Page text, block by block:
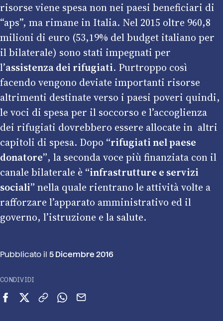
risorse viene spesa non nei paesi beneficiari di
“aps”, ma rimane in Italia. Nel 2015 oltre 960,8
milioni di euro (53,19% del budget italiano per
il bilaterale) sono stati impegnati per
l’assistenza dei rifugiati. Purtroppo così
facendo vengono deviate importanti risorse
altrimenti destinate verso i paesi poveri quindi,
le voci di spesa per il soccorso e l’accoglienza
dei rifugiati dovrebbero essere allocate in altri
capitoli di spesa. Dopo “rifugiati nel paese
donatore”, la seconda voce più finanziata con il
canale bilaterale è “infrastrutture e servizi
sociali” nella quale rientrano le attività volte a
rafforzare l’apparato amministrativo ed il
governo, l’istruzione e la salute.
Pubblicato il 5 Dicembre 2016
CONDIVIDI
Condividi su Facebook
Condividi su X (Twitter)
Copia link
Condividi su WhatsApp
Invia via email